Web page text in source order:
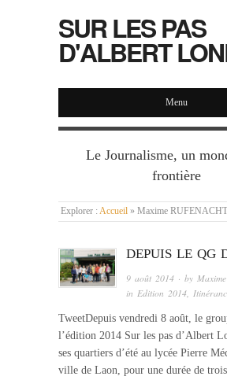
SUR LES PAS
D'ALBERT
Menu
Le Journalisme, un
frontière
Explorer : Accueil » Maxime RUFENACHT
DEPUIS LE QG
9 août 2014 · by
inEdition 2014,
TweetDepuis vendredi 8 août, le
l’édition 2014 Sur les pas d’Albert
ses quartiers d’été au lycée Pierre
ville de Laon, pour une durée de